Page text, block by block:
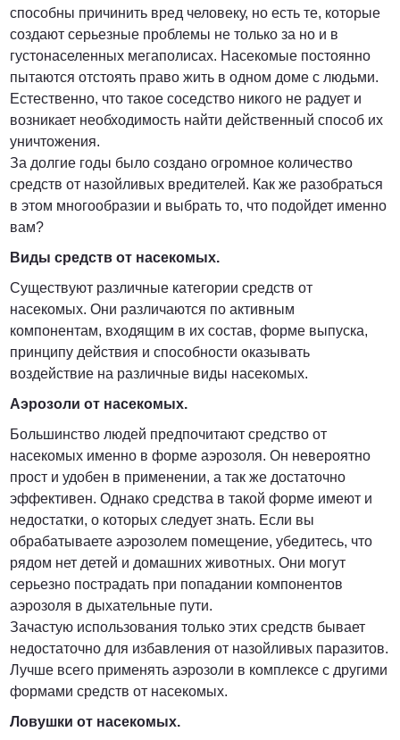
способны причинить вред человеку, но есть те, которые
создают серьезные проблемы не только за но и в
густонаселенных мегаполисах. Насекомые постоянно
пытаются отстоять право жить в одном доме с людьми.
Естественно, что такое соседство никого не радует и
возникает необходимость найти действенный способ их
уничтожения.
За долгие годы было создано огромное количество
средств от назойливых вредителей. Как же разобраться
в этом многообразии и выбрать то, что подойдет именно
вам?
Виды средств от насекомых.
Существуют различные категории средств от
насекомых. Они различаются по активным
компонентам, входящим в их состав, форме выпуска,
принципу действия и способности оказывать
воздействие на различные виды насекомых.
Аэрозоли от насекомых.
Большинство людей предпочитают средство от
насекомых именно в форме аэрозоля. Он невероятно
прост и удобен в применении, а так же достаточно
эффективен. Однако средства в такой форме имеют и
недостатки, о которых следует знать. Если вы
обрабатываете аэрозолем помещение, убедитесь, что
рядом нет детей и домашних животных. Они могут
серьезно пострадать при попадании компонентов
аэрозоля в дыхательные пути.
Зачастую использования только этих средств бывает
недостаточно для избавления от назойливых паразитов.
Лучше всего применять аэрозоли в комплексе с другими
формами средств от насекомых.
Ловушки от насекомых.